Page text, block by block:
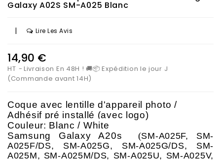
Galaxy A02S SM-A025 Blanc
| Lire Les Avis
14,90 €
HT
Livraison En 48H ! 🚚📦 Expédition le jour J
(Commande avant 14H)
Coque avec lentille d'appareil photo /
Adhésifpré installé (avec logo)
Couleur: Blanc / White
Samsung Galaxy A20s
(SM-A025F, SM-
A025F/DS, SM-A025G, SM-A025G/DS, SM-
A025M, SM-A025M/DS, SM-A025U, SM-A025V,